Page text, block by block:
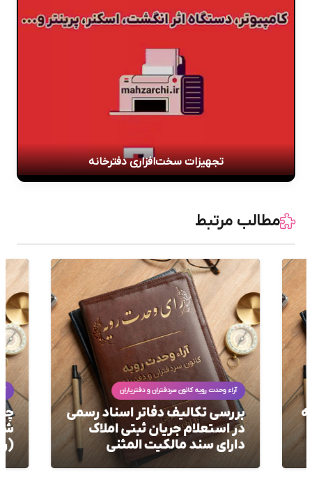
تجهیزات سخت‌افزاری دفترخانه
مطالب مرتبط
آراء وحدت رویه کانون سردفتران و دفتریاران
بررسی تکالیف دفاتر اسناد رسمی
در استعلام جریان ثبتی املاک
دارای سند مالکیت المثنی